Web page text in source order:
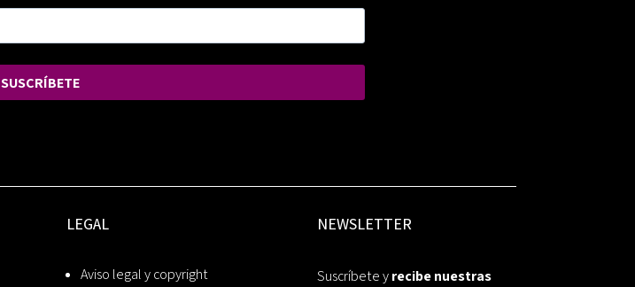
SUSCRÍBETE
LEGAL
Aviso legal y copyright
NEWSLETTER
Suscríbete yrecibe nuestras